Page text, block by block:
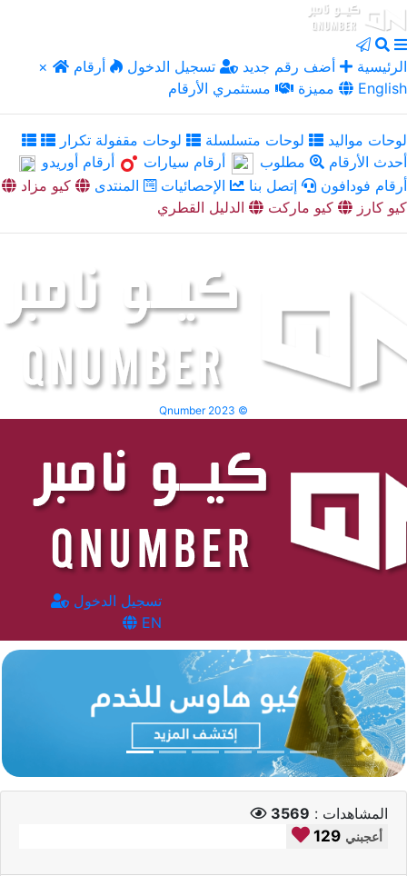
× الرئيسية أضف رقم جديد تسجيل الدخول
أرقام
مميزة
مستثمري الأرقام English
لوحات مواليد لوحات متسلسلة
لوحات مقفولة تكرار
أحدث الأرقام
مطلوب أرقام سيارات
أرقام أوريدو
أرقام فودافون
إتصل بنا الإحصائيات المنتدى
كيو مزاد
كيو كارز
كيو ماركت الدليل القطري
Qnumber 2023 ©
تسجيل الدخول
EN
المشاهدات : 3569
129 أعجبني